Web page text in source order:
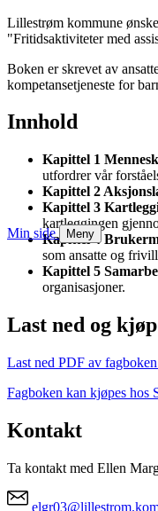
Min side Meny
Lillestrøm kommune
"Fritidsaktiviteter med
Boken er skrevet av
kompetansetjeneste for
Innhold
Kapittel 1
utfordrer vår
Kapittel 2
Kapittel 3
kartleggingen
Kapittel 4
som ansatte og
Kapittel 5
organisasjoner.
Last ned og
Last ned PDF av
Fagboken kan kjøpes hos
Kontakt
Ta kontakt med Ellen